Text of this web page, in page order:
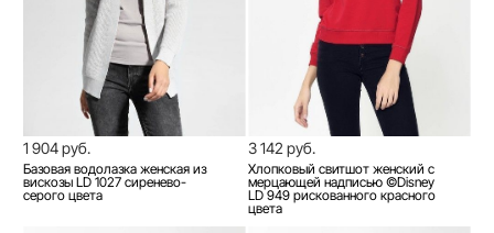
1 904 руб.
Базовая водолазка женская из
вискозы LD 1027 сиренево-
серого цвета
3 142 руб.
Хлопковый свитшот женский с
мерцающей надписью ©Disney
LD 949 рискованного красного
цвета